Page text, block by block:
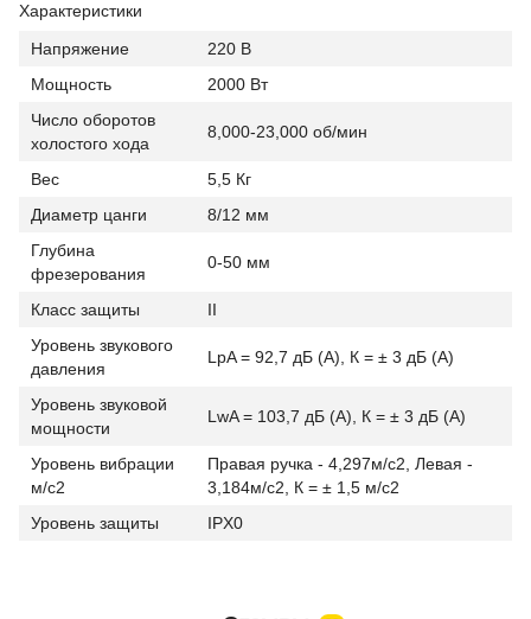
Характеристики
Напряжение
220 В
Мощность
2000 Вт
Число оборотов
холостого хода
8,000-23,000 об/мин
Вес
5,5 Кг
Диаметр цанги
8/12 мм
Глубина
фрезерования
0-50 мм
Класс защиты
II
Уровень звукового
давления
LpA = 92,7 дБ (А), К = ± 3 дБ (А)
Уровень звуковой
мощности
LwA = 103,7 дБ (А), К = ± 3 дБ (А)
Уровень вибрации
м/с2
Правая ручка - 4,297м/с2, Левая -
3,184м/с2, К = ± 1,5 м/с2
Уровень защиты
IPX0